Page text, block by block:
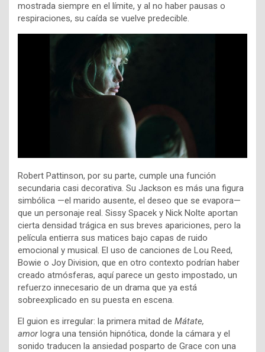
mostrada siempre en el límite, y al no haber pausas o
respiraciones, su caída se vuelve predecible.
Robert Pattinson, por su parte, cumple una función
secundaria casi decorativa. Su Jackson es más una figura
simbólica —el marido ausente, el deseo que se evapora—
que un personaje real. Sissy Spacek y Nick Nolte aportan
cierta densidad trágica en sus breves apariciones, pero la
película entierra sus matices bajo capas de ruido
emocional y musical. El uso de canciones de Lou Reed,
Bowie o Joy Division, que en otro contexto podrían haber
creado atmósferas, aquí parece un gesto impostado, un
refuerzo innecesario de un drama que ya está
sobreexplicado en su puesta en escena.
El guion es irregular: la primera mitad de Mátate,
amorlogra una tensión hipnótica, donde la cámara y el
sonido traducen la ansiedad posparto de Grace con una